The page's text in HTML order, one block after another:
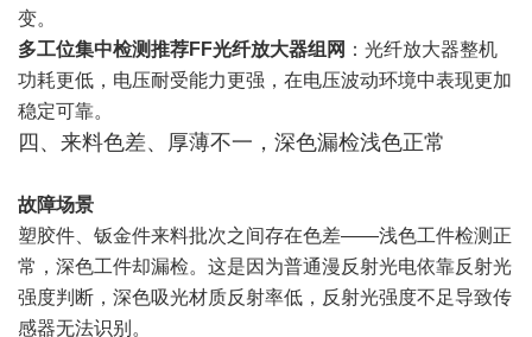
变。
多工位集中检测推荐FF光纤放大器组网 ：光纤放大器整机
功耗更低，电压耐受能力更强，在电压波动环境中表现更加
稳定可靠。
四、来料色差、厚薄不一，深色漏检浅色正常
故障场景
塑胶件、钣金件来料批次之间存在色差——浅色工件检测正
常，深色工件却漏检。这是因为普通漫反射光电依靠反射光
强度判断，深色吸光材质反射率低，反射光强度不足导致传
感器无法识别。